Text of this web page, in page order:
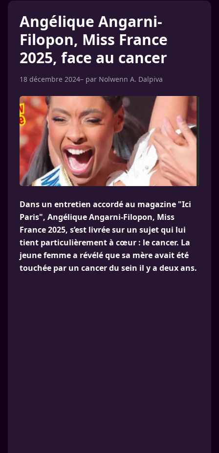
Angélique Angarni-
Filopon, Miss France
2025, face au cancer
18 décembre 2024– par Nolwenn A. Dalpiva
Dans un entretien accordé au magazine "Ici
Paris", Angélique Angarni-Filopon, Miss
France 2025, s’est livrée sur un sujet qui lui
tient particulièrement à cœur : le cancer. La
jeune femme a révélé que sa mère avait été
touchée par un cancer du sein il y a deux ans.